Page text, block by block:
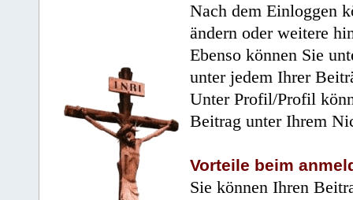
Nach dem Einloggen
ändern oder weitere
Ebenso können Sie
unter jedem Ihrer
Unter Profil/Profil
Beitrag unter Ihrem
Vorteile beim
Sie können Ihren